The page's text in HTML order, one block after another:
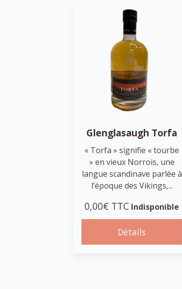
Glenglasaugh Torfa
« Torfa » signifie « tourbe
» en vieux Norrois, une
langue scandinave parlée à
l’époque des Vikings,...
0,00€ TTC Indisponible
Détails